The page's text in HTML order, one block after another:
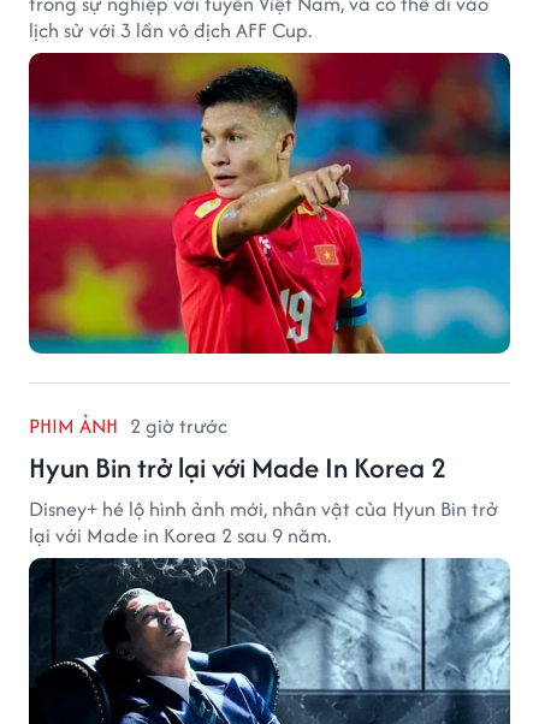
lịch sử với 3 lần vô địch AFF Cup.
PHIM ẢNH 2 giờ trước
Hyun Bin trở lại với Made In Korea 2
Disney+ hé lộ hình ảnh mới, nhân vật của Hyun Bin trở
lại với Made in Korea 2 sau 9 năm.